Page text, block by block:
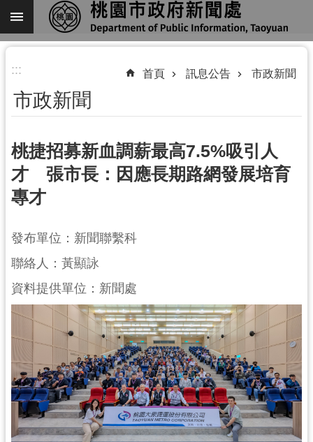
跳到主要內容區塊
進
搜
尋
關
於
們
機
通
訊
務
資
訊
訊
::: 首頁 訊息公告 市政新聞
市政新聞
桃捷招募新血調薪最高7.5%吸引人
才 張市長：因應長期路網發展培育
專才
發布單位：新聞聯繫科
聯絡人：黃顯詠
資料提供單位：新聞處